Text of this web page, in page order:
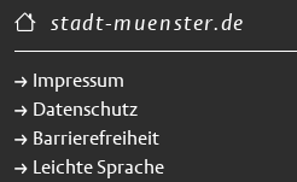
stadt-muenster.de
Impressum
Datenschutz
Barrierefreiheit
Leichte Sprache